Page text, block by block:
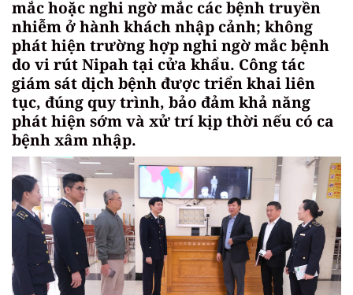
mắc hoặc nghi ngờ mắc các bệnh truyền
nhiễm ở hành khách nhập cảnh; không
phát hiện trường hợp nghi ngờ mắc bệnh
do vi rút Nipah tại cửa khẩu. Công tác
giám sát dịch bệnh được triển khai liên
tục, đúng quy trình, bảo đảm khả năng
phát hiện sớm và xử trí kịp thời nếu có ca
bệnh xâm nhập.